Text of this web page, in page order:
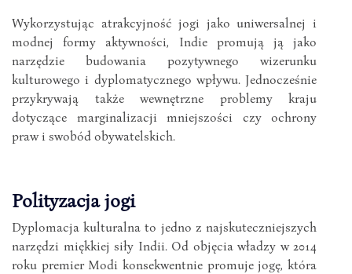
Wykorzystując atrakcyjność jogi jako uniwersalnej i
modnej formy aktywności, Indie promują ją jako
narzędzie budowania pozytywnego wizerunku
kulturowego i dyplomatycznego wpływu. Jednocześnie
przykrywają także wewnętrzne problemy kraju
dotyczące marginalizacji mniejszości czy ochrony
praw i swobód obywatelskich.
Polityzacja jogi
Dyplomacja kulturalna to jedno z najskuteczniejszych
narzędzi miękkiej siły Indii. Od objęcia władzy w 2014
roku premier Modi konsekwentnie promuje jogę, która